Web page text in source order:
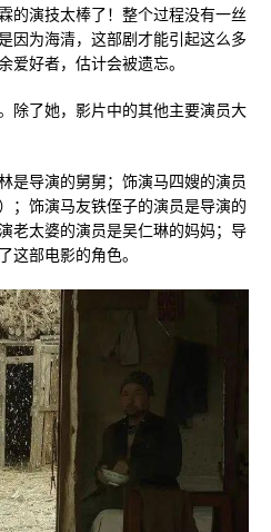
的演技太棒了！整个过程没有一丝
因为海清，这部剧才能引起这么多
爱好者，估计会被遗忘。
除了她，影片中的其他主要演员大
是导演的舅舅；饰演马四嫂的演员
；饰演马友铁侄子的演员是导演的
老太婆的演员是吴仁琳的妈妈；导
这部电影的角色。